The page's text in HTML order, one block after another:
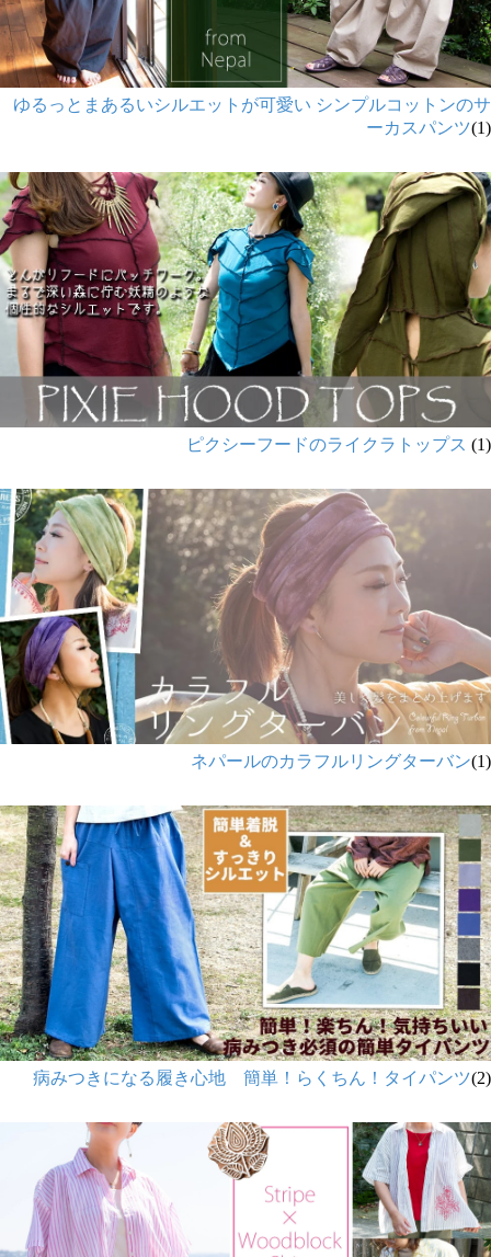
ゆるっとまあるいシルエットが可愛い シンプルコットンのサ
ーカスパンツ(1)
ピクシーフードのライクラトップス (1)
ネパールのカラフルリングターバン(1)
病みつきになる履き心地 簡単！らくちん！タイパンツ(2)